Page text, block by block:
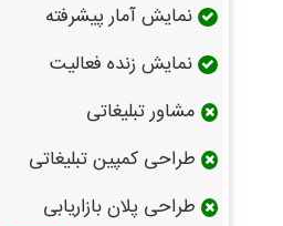
نمایش آمار پیشرفته
نمایش زنده فعالیت
مشاور تبلیغاتی
طراحی کمپین تبلیغاتی
طراحی پلان بازاریابی